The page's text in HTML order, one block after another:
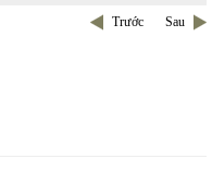
Trước Sau